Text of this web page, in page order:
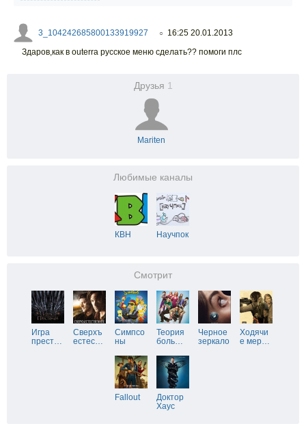
3_104242685800133919927 ○ 16:25 20.01.2013
Здаров,как в outerra русское меню сделать?? помоги плс
Друзья 1
Mariten
Любимые каналы
КВН Научпок
Смотрит
Игра
прест…
Сверхъ
естес…
Симпсо
ны
Теория
боль…
Черное
зеркало
Ходячи
е мер…
Fallout
Доктор
Хаус